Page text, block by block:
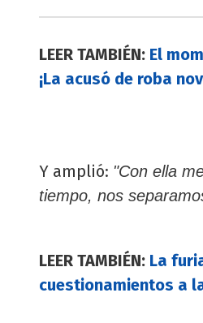
LEER TAMBIÉN: El
¡La acusó de roba
Y amplió: "Con ella
tiempo, nos
LEER TAMBIÉN: La
cuestionamientos a